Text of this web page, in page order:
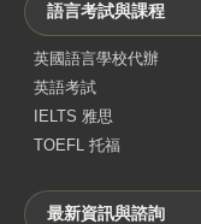
語言考試與課程
英國語言學校代辦
英語考試
IELTS 雅思
TOEFL 托福
最新資訊與諮詢